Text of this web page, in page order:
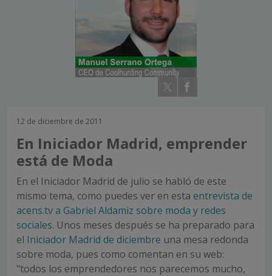
12 de diciembre de 2011
En Iniciador Madrid, emprender
está de Moda
En el Iniciador Madrid de julio se habló de este
mismo tema, como puedes ver en esta entrevista de
acens.tv a Gabriel Aldamiz sobre moda y redes
sociales. Unos meses después se ha preparado para
el Iniciador Madrid de diciembre una mesa redonda
sobre moda, pues como comentan en su web:
"todos los emprendedores nos parecemos mucho,